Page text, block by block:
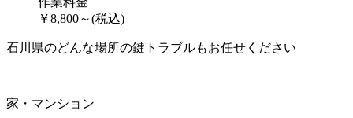
￥8,800～(税込)
石川県のどんな場所の鍵トラブルもお任せください
家・マンション